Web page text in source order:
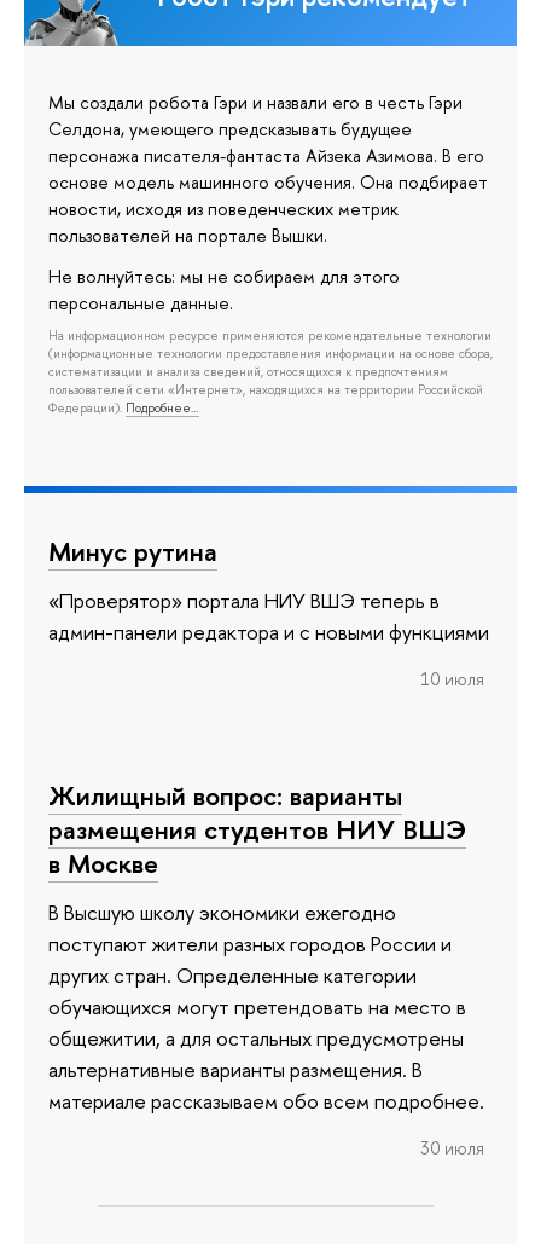
Мы создали робота Гэри и назвали его в честь Гэри
Селдона, умеющего предсказывать будущее
персонажа писателя-фантаста Айзека Азимова. В его
основе модель машинного обучения. Она подбирает
новости, исходя из поведенческих метрик
пользователей на портале Вышки.
Не волнуйтесь: мы не собираем для этого
персональные данные.
На информационном ресурсе применяются рекомендательные технологии
(информационные технологии предоставления информации на основе сбора,
систематизации и анализа сведений, относящихся к предпочтениям
пользователей сети «Интернет», находящихся на территории Российской
Федерации). Подробнее…
Минус рутина
«Проверятор» портала НИУ ВШЭ теперь в
админ-панели редактора и с новыми функциями
10 июля
Жилищный вопрос: варианты
размещения студентов НИУ ВШЭ
в Москве
В Высшую школу экономики ежегодно
поступают жители разных городов России и
других стран. Определенные категории
обучающихся могут претендовать на место в
общежитии, а для остальных предусмотрены
альтернативные варианты размещения. В
материале рассказываем обо всем подробнее.
30 июля